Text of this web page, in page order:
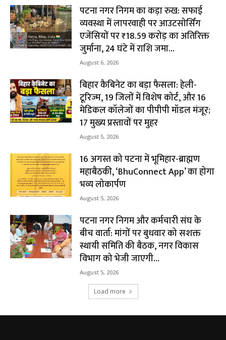
पटना नगर निगम का कड़ा रुख: सफाई
व्यवस्था में लापरवाही पर आउटसोर्सिंग
एजेंसियों पर ₹18.59 करोड़ का अतिरिक्त
जुर्माना, 24 घंटे में राशि जमा...
August 6, 2026
बिहार कैबिनेट का बड़ा फैसला: हेली-
टूरिज्म, 19 जिलों में विशेष कोर्ट, और 16
मेडिकल कॉलेजों का पीपीपी मॉडल मंजूर;
17 मुख्य प्रस्तावों पर मुहर
August 5, 2026
16 अगस्त को पटना में भूमिहार-ब्राह्मण
महाबैठकी, ‘BhuConnect App’ का होगा
भव्य लोकार्पण
August 5, 2026
पटना नगर निगम और कर्मचारी संघ के
बीच वार्ता: मांगों पर बुधवार को सशक्त
स्थायी समिति की बैठक, नगर विकास
विभाग को भेजी जाएगी...
August 5, 2026
Load more